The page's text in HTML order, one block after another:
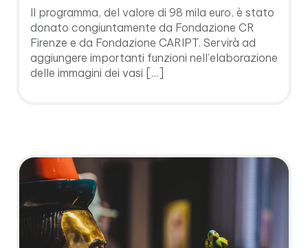
Il programma, del valore di 98 mila euro, è stato
donato congiuntamente da Fondazione CR
Firenze e da Fondazione CARIPT. Servirà ad
aggiungere importanti funzioni nell’elaborazione
delle immagini dei vasi […]